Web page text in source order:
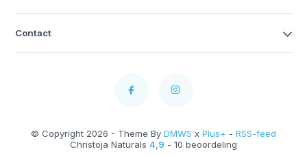
Contact
© Copyright 2026 - Theme By DMWS x Plus+ - RSS-feed
Christoja Naturals 4,9 - 10 beoordeling